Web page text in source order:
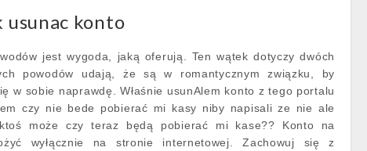
konto
jest wygoda, jaką oferują. Ten wątek dotyczy dwóch
powodów udają, że są w romantycznym związku, by
w sobie naprawdę. Właśnie usunAlem konto z tego portalu
czy nie bede pobierać mi kasy niby napisali ze nie ale
może czy teraz będą pobierać mi kase?? Konto na
wyłącznie na stronie internetowej. Zachowuj się z